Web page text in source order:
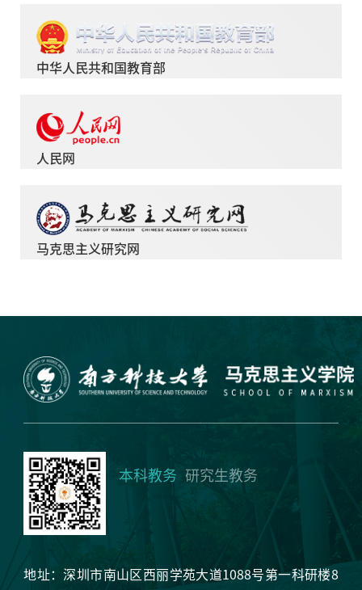
中华人民共和国教育部
人民网
马克思主义研究网
本科教务 研究生教务
地址：深圳市南山区西丽学苑大道1088号第一科研楼8